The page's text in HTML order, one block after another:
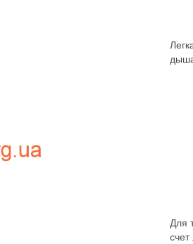
Для